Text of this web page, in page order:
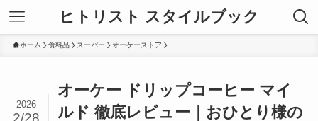
ヒトリスト スタイルブック
ホーム 食料品 スーパー オーケーストア
オーケー ドリップコーヒー マイ
ルド 徹底レビュー｜おひとり様の
2026
2/28